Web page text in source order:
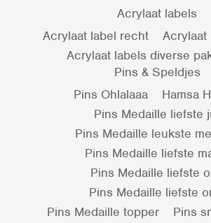
Acrylaat labels
Acrylaat label recht
Acrylaat
Acrylaat labels diverse
Pins & Speldjes
Pins Ohlalaaa
Hamsa
Pins Medaille liefste
Pins Medaille leukste
Pins Medaille liefste
Pins Medaille liefste
Pins Medaille liefste
Pins Medaille topper
Pins